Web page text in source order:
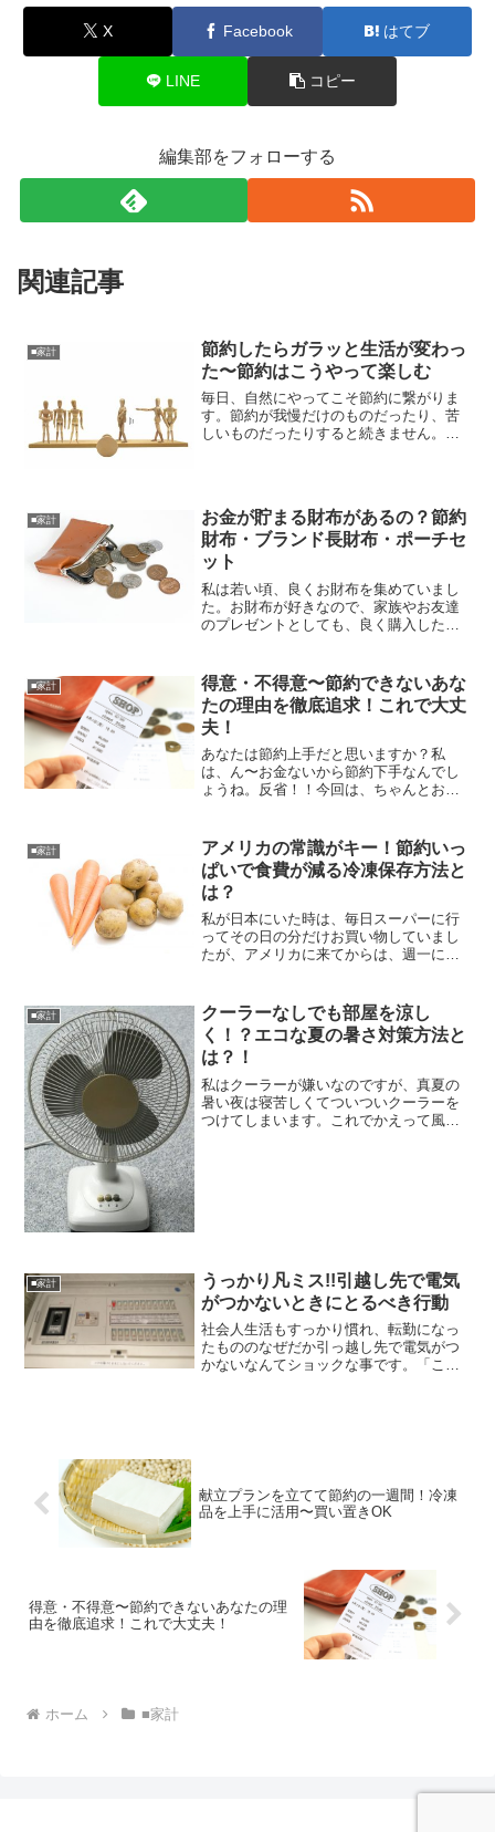
X Facebook はてブ
LINE コピー
編集部をフォローする
関連記事
■家計
節約したらガラッと生活が変わっ
た〜節約はこうやって楽しむ
毎日、自然にやってこそ節約に繋がりま
す。節約が我慢だけのものだったり、苦
しいものだったりすると続きません。節
替えが、鍵だったのです。...
■家計
お金が貯まる財布があるの？節約
財布・ブランド長財布・ポーチセ
ット
私は若い頃、良くお財布を集めていまし
た。お財布が好きなので、家族やお友達
のプレゼントとしても、良く購入したも
の時期が、縁起が良いと言われていま
す。今回はお金が貯まるよう...
■家計
得意・不得意〜節約できないあな
たの理由を徹底追求！これで大丈
夫！
あなたは節約上手だと思いますか？私
は、ん〜お金ないから節約下手なんでし
ょうね。反省！！今回は、ちゃんとお金
か、などをみていきます。収入と支出
を、把握してる？家計簿をつける...
■家計
アメリカの常識がキー！節約いっ
ぱいで食費が減る冷凍保存方法と
は？
私が日本にいた時は、毎日スーパーに行
ってその日の分だけお買い物していまし
たが、アメリカに来てからは、週一にな
お野菜などの冷凍方法も、自然に学ぶよ
うになり、急なお客様があ...
■家計
クーラーなしでも部屋を涼し
く！？エコな夏の暑さ対策方法と
は？！
私はクーラーが嫌いなのですが、真夏の
暑い夜は寝苦しくてついついクーラーを
つけてしまいます。これでかえって風邪
■家計
うっかり凡ミス!!引越し先で電気
がつかないときにとるべき行動
社会人生活もすっかり慣れ、転勤になっ
たもののなぜだか引っ越し先で電気がつ
かないなんてショックな事です。「この
献立プランを立てて節約の一週間！冷凍
品を上手に活用〜買い置きOK
得意・不得意〜節約できないあなたの理
由を徹底追求！これで大丈夫！
ホーム ■家計